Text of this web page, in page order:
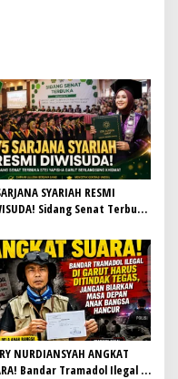
SYARIAH RESMI
Sidang Senat Terbuka
Siapkan Lulusan
Saing dan Berintegritas
NURDIANSYAH ANGKAT
Bandar Tramadol Ilegal di